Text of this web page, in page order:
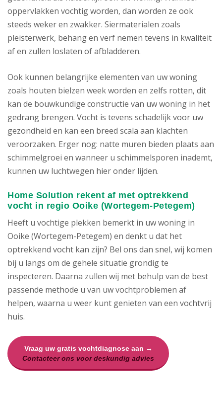
oppervlakken vochtig worden, dan worden ze ook
steeds weker en zwakker. Siermaterialen zoals
pleisterwerk, behang en verf nemen tevens in kwaliteit
af en zullen loslaten of afbladderen.
Ook kunnen belangrijke elementen van uw woning
zoals houten bielzen week worden en zelfs rotten, dit
kan de bouwkundige constructie van uw woning in het
gedrang brengen. Vocht is tevens schadelijk voor uw
gezondheid en kan een breed scala aan klachten
veroorzaken. Erger nog: natte muren bieden plaats aan
schimmelgroei en wanneer u schimmelsporen inademt,
kunnen uw luchtwegen hier onder lijden.
Home Solution rekent af met optrekkend
vocht in regio Ooike (Wortegem-Petegem)
Heeft u vochtige plekken bemerkt in uw woning in
Ooike (Wortegem-Petegem) en denkt u dat het
optrekkend vocht kan zijn? Bel ons dan snel, wij komen
bij u langs om de gehele situatie grondig te
inspecteren. Daarna zullen wij met behulp van de best
passende methode u van uw vochtproblemen af
helpen, waarna u weer kunt genieten van een vochtvrij
huis.
Vraag uw gratis vochtdiagnose aan →
Contacteer ons voor deskundig advies